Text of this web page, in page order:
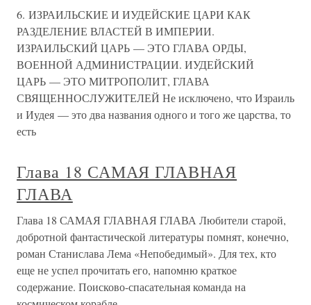
6. ИЗРАИЛЬСКИЕ И ИУДЕЙСКИЕ ЦАРИ КАК
РАЗДЕЛЕНИЕ ВЛАСТЕЙ В ИМПЕРИИ.
ИЗРАИЛЬСКИЙ ЦАРЬ — ЭТО ГЛАВА ОРДЫ,
ВОЕННОЙ АДМИНИСТРАЦИИ. ИУДЕЙСКИЙ
ЦАРЬ — ЭТО МИТРОПОЛИТ, ГЛАВА
СВЯЩЕННОСЛУЖИТЕЛЕЙ Не исключено, что Израиль
и Иудея — это два названия одного и того же царства, то
есть
Глава 18 САМАЯ ГЛАВНАЯ
ГЛАВА
Глава 18 САМАЯ ГЛАВНАЯ ГЛАВА Любители старой,
добротной фантастической литературы помнят, конечно,
роман Станислава Лема «Непобедимый». Для тех, кто
еще не успел прочитать его, напомню краткое
содержание. Поисково-спасательная команда на